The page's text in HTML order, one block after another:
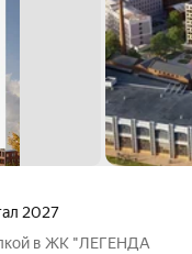
2027
в ЖК "ЛЕГЕНДА